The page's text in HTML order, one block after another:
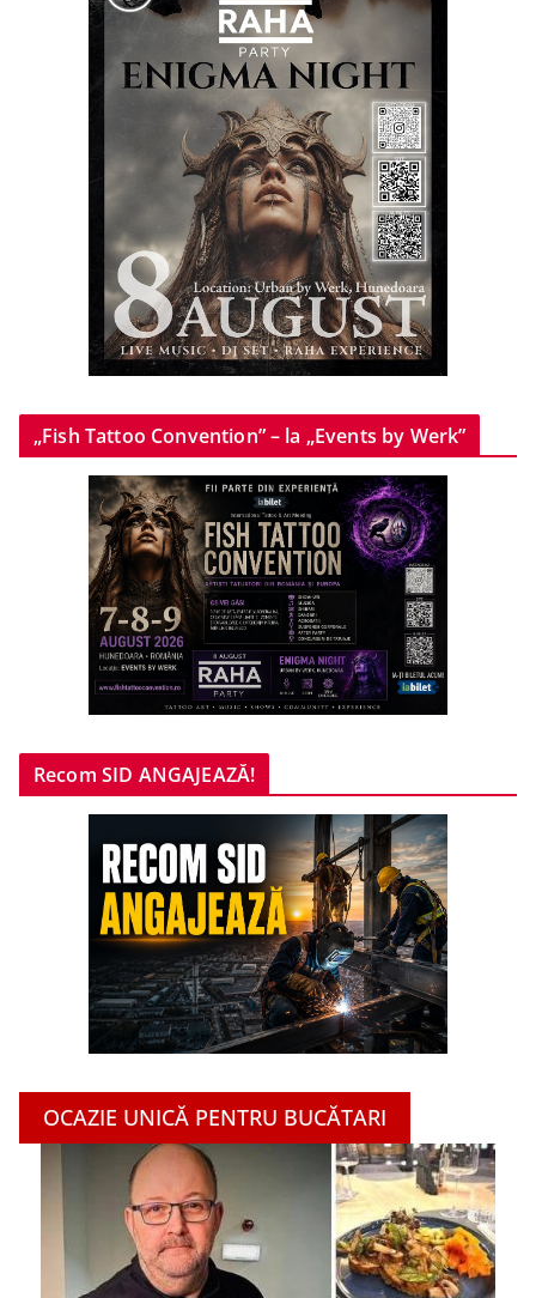
„Fish Tattoo Convention” – la „Events by Werk”
Recom SID ANGAJEAZĂ!
OCAZIE UNICĂ PENTRU BUCĂTARI